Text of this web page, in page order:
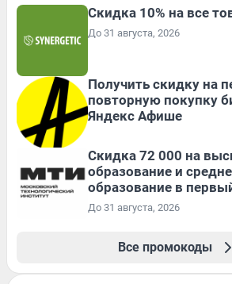
Скидка 10% на все
До 31 августа, 2026
Получить скидку на
повторную покупку
Яндекс Афише
Скидка 72 000 на
образование и
образование в
До 31 августа, 2026
Все промокоды